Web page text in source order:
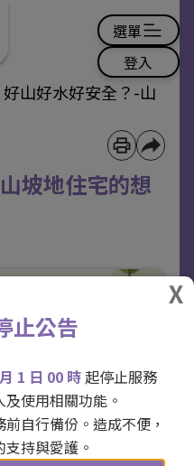
登入
選單
止公告
1 日 00 時起停止服務
使用相關功能。
自行備份。造成不便，
持與愛護。
好山好水好安全？-山
坡地住宅的想